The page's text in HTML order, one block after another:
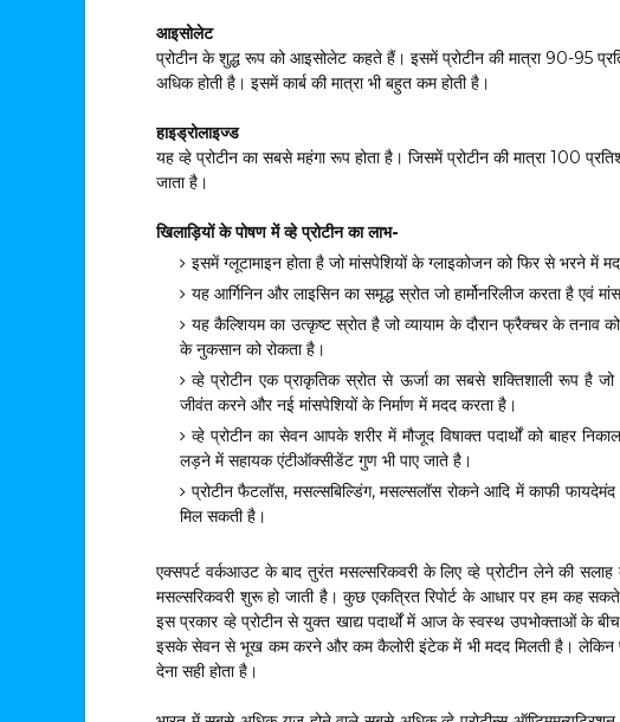
आइसोलेट
प्रोटीन के शुद्ध रूप को आइसोलेट कहते हैं। इसमें प्रोटीन की मात्रा 90-95
अधिक होती है। इसमें कार्ब की मात्रा भी बहुत कम होती है।
हाइड्रोलाइज्ड
यह व्हे प्रोटीन का सबसे महंगा रूप होता है। जिसमें प्रोटीन की मात्रा 100
जाता है।
खिलाड़ियों के पोषण में व्हे प्रोटीन का लाभ-
इसमें ग्लूटामाइन होता है जो मांसपेशियों के ग्लाइकोजन को फिर से भरने में
यह आर्गिनिन और लाइसिन का समृद्ध स्रोत जो हार्मोनरिलीज करता है एवं
यह कैल्शियम का उत्कृष्ट स्रोत है जो व्यायाम के दौरान फ्रैक्चर के तनाव
के नुकसान को रोकता है।
व्हे प्रोटीन एक प्राकृतिक स्रोत से ऊर्जा का सबसे शक्तिशाली रूप है
जीवंत करने और नई मांसपेशियों के निर्माण में मदद करता है।
व्हे प्रोटीन का सेवन आपके शरीर में मौजूद विषाक्त पदार्थों को बाहर
लड़ने में सहायक एंटीऑक्सीडेंट गुण भी पाए जाते है।
प्रोटीन फैटलॉस, मसल्सबिल्डिंग, मसल्सलॉस रोकने आदि में काफी
मिल सकती है।
एक्सपर्ट वर्कआउट के बाद तुरंत मसल्सरिकवरी के लिए व्हे प्रोटीन लेने की
मसल्सरिकवरी शुरू हो जाती है। कुछ एकत्रित रिपोर्ट के आधार पर हम कह
इस प्रकार व्हे प्रोटीन से युक्त खाद्य पदार्थों में आज के स्वस्थ उपभोक्ताओं के
इसके सेवन से भूख कम करने और कम कैलोरी इंटेक में भी मदद मिलती है। लेकिन
देना सही होता है।